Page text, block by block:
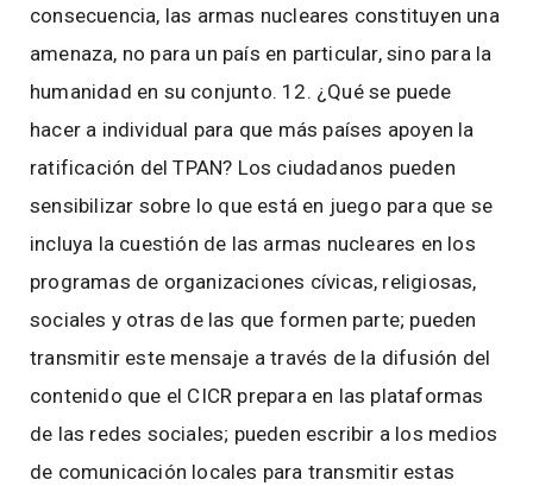
consecuencia, las armas nucleares constituyen una
amenaza, no para un país en particular, sino para la
humanidad en su conjunto. 12. ¿Qué se puede
hacer a individual para que más países apoyen la
ratificación del TPAN? Los ciudadanos pueden
sensibilizar sobre lo que está en juego para que se
incluya la cuestión de las armas nucleares en los
programas de organizaciones cívicas, religiosas,
sociales y otras de las que formen parte; pueden
transmitir este mensaje a través de la difusión del
contenido que el CICR prepara en las plataformas
de las redes sociales; pueden escribir a los medios
de comunicación locales para transmitir estas